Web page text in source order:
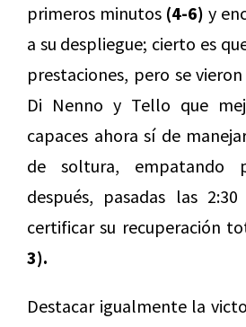
primeros minutos (4-6) y
a su despliegue; cierto es
prestaciones, pero se
Di Nenno y Tello que
capaces ahora sí de
de soltura, empatando
después, pasadas las
certificar su recuperación
3).
Destacar igualmente la